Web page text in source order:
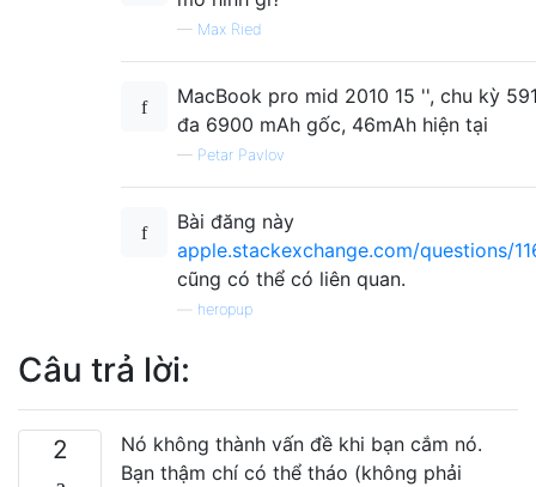
— Max Ried
MacBook pro mid 2010 15 '', chu kỳ
đa 6900 mAh gốc, 46mAh hiện tại
— Petar Pavlov
Bài đăng này
apple.stackexchange.com/questions/
cũng có thể có liên quan.
heropup
Câu trả lời:
2
Nó không thành vấn đề khi bạn cắm nó.
Bạn thậm chí có thể tháo (không phải